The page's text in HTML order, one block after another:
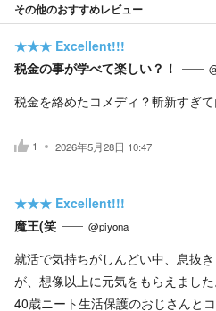
その他のおすすめレビュー
★★★ Excellent!!!
税金の事が学べて楽しい？！
税金を絡めたコメディ？斬新すぎて
1 2026年5月28日 10:47
★★★ Excellent!!!
魔王(笑
@piyona
就活で気持ちがしんどい中、息抜
が、想像以上に元気をもらえました
40歳ニート生活保護のおじさんと